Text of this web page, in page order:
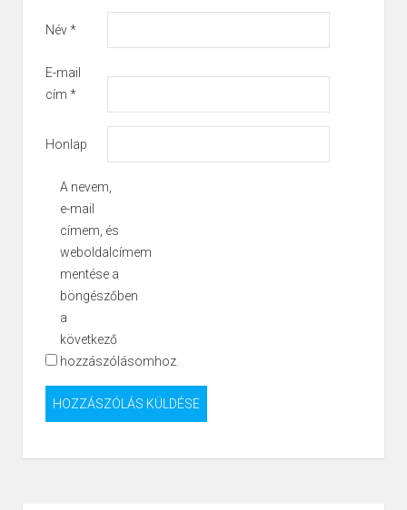
Név*
E-mail
cím *
Honlap
A nevem,
e-mail
címem, és
weboldalcímem
mentése a
böngészőben
a
következő
hozzászólásomhoz.